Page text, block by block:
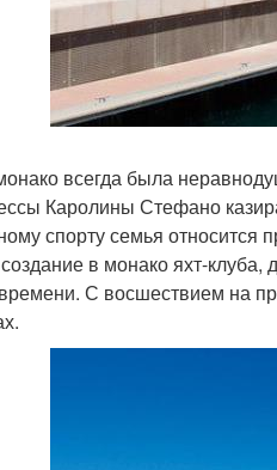
всегда была
Каролины Стефано
спорту семья
в монако яхт-
С восшествием на